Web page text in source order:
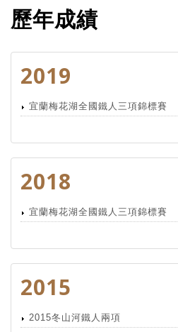
歷年成績
2019
宜蘭梅花湖全國鐵人三項錦標賽
2018
宜蘭梅花湖全國鐵人三項錦標賽
2015
2015冬山河鐵人兩項